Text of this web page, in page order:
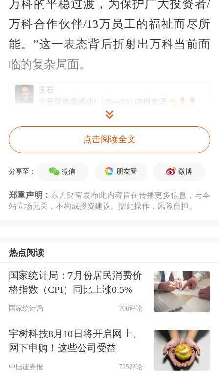
万科的平稳过渡，为保护广大投资者/
万科合作伙伴/13万员工的福祉而尽所
能。”这一表态背后折射出万科当前面
临的复杂局面。
点击阅读全文
分享至： 微信 朋友圈 微博
郑重声明： 东方财富发布此内容旨在传播更多信息，与本
站立场无关，不构成投资建议。据此操作，风险自担。
热点阅读
国家统计局：7月份居民消费价
格指数（CPI）同比上涨0.5%
国家统计局 706评论
宇树科技8月10日将开启网上、
网下申购！这些公司受益
中国证券报 725评论